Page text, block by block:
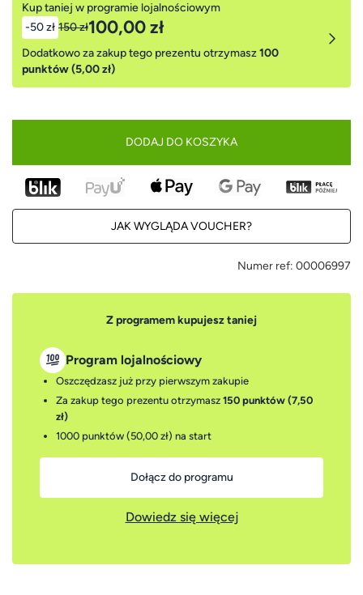
Kup taniej w programie lojalnościowym
-50 zł 150 zł100,00 zł
Dodatkowo za zakup tego prezentu otrzymasz100
punktów (5,00 zł)
DODAJ DO KOSZYKA
JAK WYGLĄDA VOUCHER?
Numer ref: 00006997
Z programem kupujesz taniej
Program lojalnościowy
Oszczędzasz już przy pierwszym zakupie
Za zakup tego prezentu otrzymasz 150 punktów (7,50
zł)
1000 punktów (50,00 zł) na start
Dołącz do programu
Dowiedz się więcej